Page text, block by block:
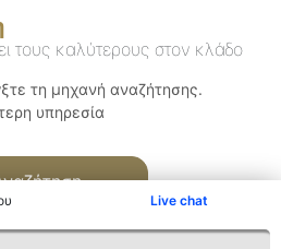
Live chat
τους καλύτερους στον κλάδο
τη μηχανή αναζήτησης.
υπηρεσία